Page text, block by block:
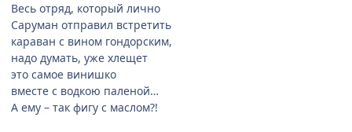
Весь отряд, который лично
Саруман отправил встретить
караван с вином гондорским,
надо думать, уже хлещет
это самое винишко
вместе с водкою паленой…
А ему – так фигу с маслом?!